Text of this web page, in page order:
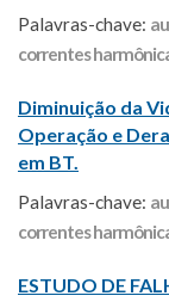
Palavras-chave:
correntes
Diminuição da
Operação e
em BT.
Palavras-chave:
correntes
ESTUDO DE